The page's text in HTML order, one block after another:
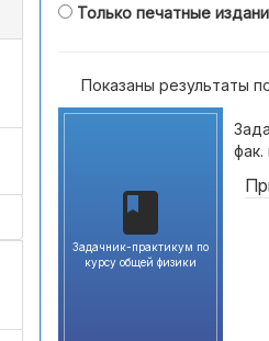
Только печатные
Показаны результаты
Задачник-практикум по
курсу общей физики
фак.